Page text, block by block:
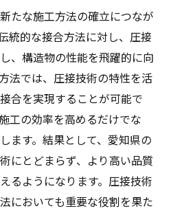
たな施工方法の確立につなが
統的な接合方法に対し、圧接
、構造物の性能を飛躍的に向
法では、圧接技術の特性を活
合を実現することが可能で
工の効率を高めるだけでな
ます。結果として、愛知県の
にとどまらず、より高い品質
るようになります。圧接技術
においても重要な役割を果た